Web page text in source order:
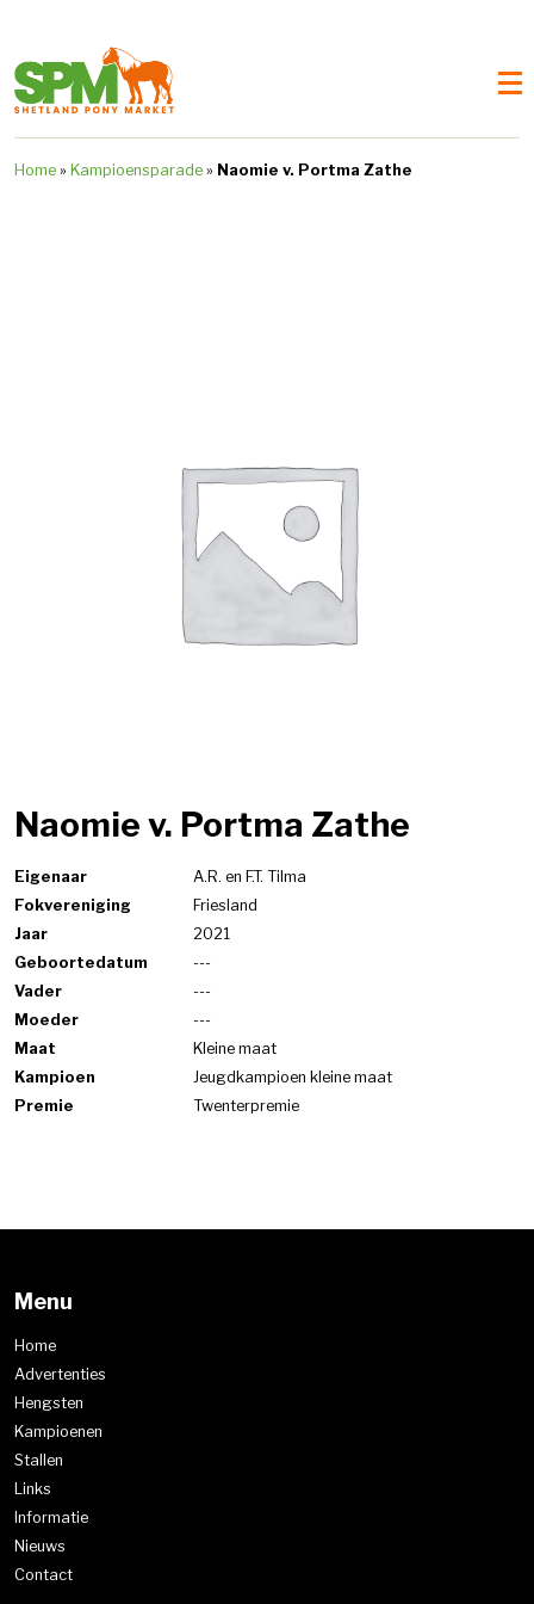
Home » Kampioensparade » Naomie v. Portma Zathe
Naomie v. Portma Zathe
Eigenaar
A.R. en F.T. Tilma
Fokvereniging
Friesland
Jaar
2021
Geboortedatum
---
Vader
---
Moeder
---
Maat
Kleine maat
Kampioen
Jeugdkampioen kleine maat
Premie
Twenterpremie
Menu
Home
Advertenties
Hengsten
Kampioenen
Stallen
Links
Informatie
Nieuws
Contact